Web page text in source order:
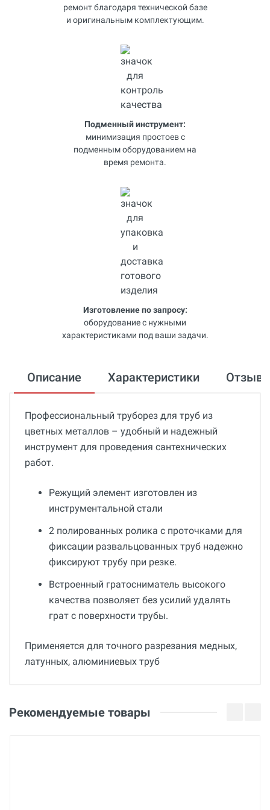
ремонт благодаря технической базе
и оригинальным комплектующим.
Подменный инструмент:
минимизация простоев с
подменным оборудованием на
время ремонта.
Изготовление по запросу:
оборудование с нужными
характеристиками под ваши задачи.
Описание Характеристики
Профессиональный труборез для труб из
цветных металлов – удобный и надежный
инструмент для проведения сантехнических
работ.
Режущий элемент изготовлен из
инструментальной стали
2 полированных ролика с проточками для
фиксации развальцованных труб надежно
фиксируют трубу при резке.
Встроенный гратосниматель высокого
качества позволяет без усилий удалять
грат с поверхности трубы.
Применяется для точного разрезания медных,
латунных, алюминиевых труб
12 месяцев
Оценка
Рекомендуемые товары